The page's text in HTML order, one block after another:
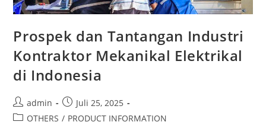
Prospek dan Tantangan Industri
Kontraktor Mekanikal Elektrikal
di Indonesia
admin
Juli 25, 2025
OTHERS / PRODUCT INFORMATION